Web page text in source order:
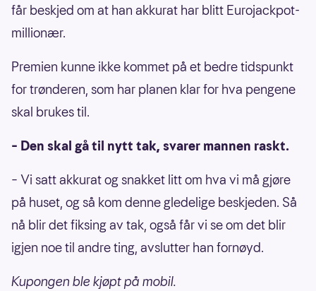
får beskjed om at han akkurat har blitt Eurojackpot-
millionær.
Premien kunne ikke kommet på et bedre tidspunkt
for trønderen, som har planen klar for hva pengene
skal brukes til.
– Den skal gå til nytt tak, svarer mannen raskt.
– Vi satt akkurat og snakket litt om hva vi må gjøre
på huset, og så kom denne gledelige beskjeden. Så
nå blir det fiksing av tak, også får vi se om det blir
igjen noe til andre ting, avslutter han fornøyd.
Kupongen ble kjøpt på mobil.